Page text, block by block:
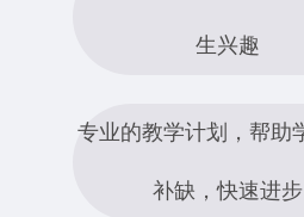
生兴趣
专业的教学计划，帮助
补缺，快速进步